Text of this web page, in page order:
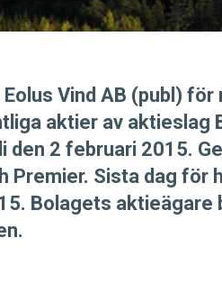
Vind AB (publ) för
aktier av aktieslag
den 2 februari 2015.
Premier. Sista dag för
Bolagets aktieägare